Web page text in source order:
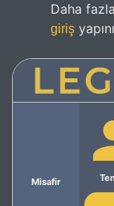
Daha
giriş
Misafir